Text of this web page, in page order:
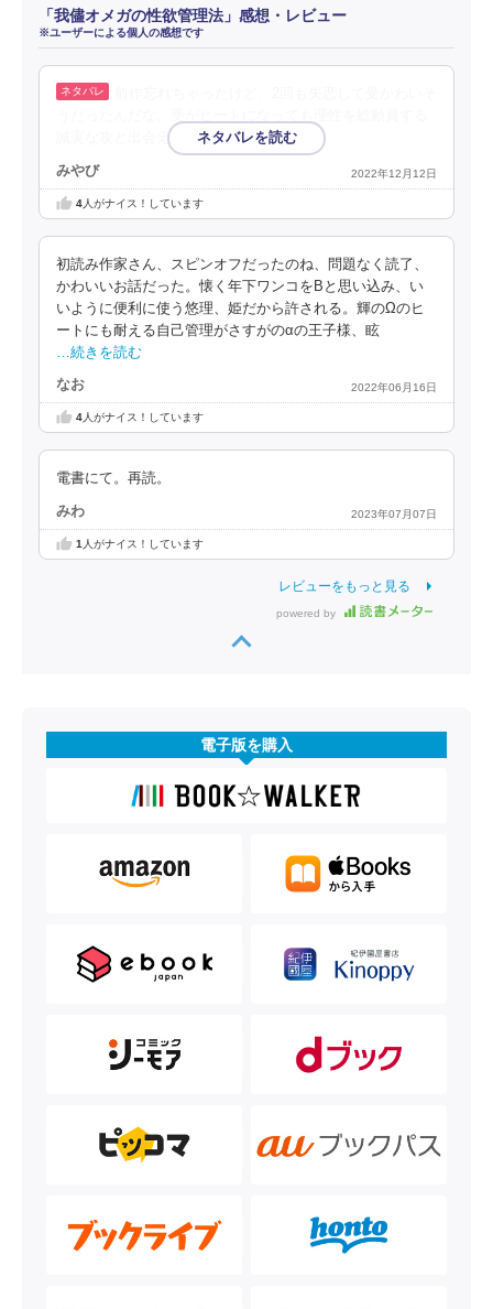
「我儘オメガの性欲管理法」感想・レビュー
※ユーザーによる個人の感想です
誠実な攻と出会えてよかった！
みやび 2022年12月12日
4人がナイス！しています
初読み作家さん、スピンオフだったのね、問題なく読了、
かわいいお話だった。懐く年下ワンコをBと思い込み、い
いように便利に使う悠理、姫だから許される。輝のΩのヒ
ートにも耐える自己管理がさすがのαの王子様、眩
…続きを読む
なお 2022年06月16日
4人がナイス！しています
電書にて。再読。
みわ 2023年07月07日
1 人がナイス！しています
レビューをもっと見る
powered by
電子版を購入